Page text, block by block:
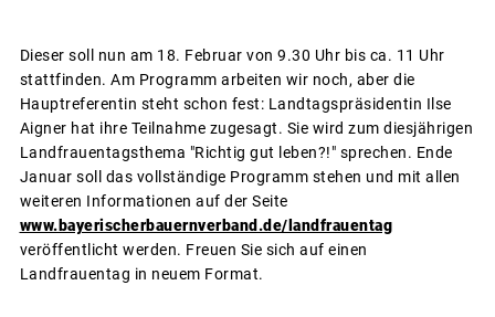
Dieser soll nun am 18. Februar von 9.30 Uhr bis ca. 11 Uhr
stattfinden. Am Programm arbeiten wir noch, aber die
Hauptreferentin steht schon fest: Landtagspräsidentin Ilse
Aigner hat ihre Teilnahme zugesagt. Sie wird zum diesjährigen
Landfrauentagsthema "Richtig gut leben?!" sprechen. Ende
Januar soll das vollständige Programm stehen und mit allen
weiteren Informationen auf der Seite
www.bayerischerbauernverband.de/landfrauentag
veröffentlicht werden. Freuen Sie sich auf einen
Landfrauentag in neuem Format.